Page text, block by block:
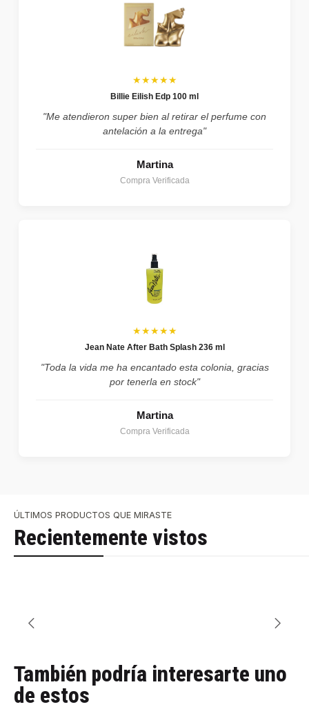
★★★★★
Billie Eilish Edp 100 ml
"Me atendieron super bien al retirar el perfume con
antelación a la entrega"
Martina
Compra Verificada
★★★★★
Jean Nate After Bath Splash 236 ml
"Toda la vida me ha encantado esta colonia, gracias
por tenerla en stock"
Martina
Compra Verificada
ÚLTIMOS PRODUCTOS QUE MIRASTE
Recientemente vistos
También podría interesarte uno
de estos